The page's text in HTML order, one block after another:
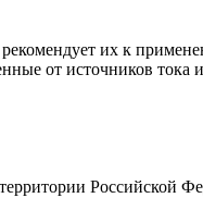
их к
от источников тока
Российской